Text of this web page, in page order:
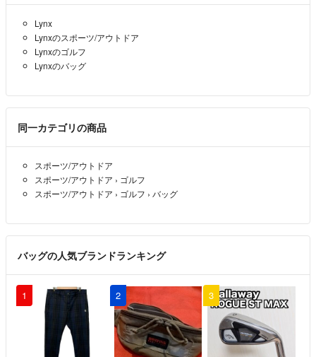
にお使いいただく方が安心してお使い出来るよう、指を入れて洗浄クリ
ーニングします。
中古品については、あくまでも使用品ですので
クリーニングでは取れないスレ傷や汚れなどをご理解ください。
ご購入後の発送は極力、
丁寧な梱包と当日梱包当日、または翌日発送予定です。
※年末年始、GW、盆休みも休まず発送予定ですが、稀に発送までに日
数を頂く事がございます。
最後までお読みいただきありがとうございます。
ラクマでのご縁を大切に
お互い気持ち良いお取引を心掛けてしましょう。
・ご購入→お支払い
・商品到着→受取評価
Lynx
Lynxのスポーツ/アウトドア
Lynxのゴルフ
Lynxのバッグ
同一カテゴリの商品
スポーツ/アウトドア
スポーツ/アウトドア › ゴルフ
スポーツ/アウトドア › ゴルフ › バッグ
バッグの人気ブランドランキング
1 2 3